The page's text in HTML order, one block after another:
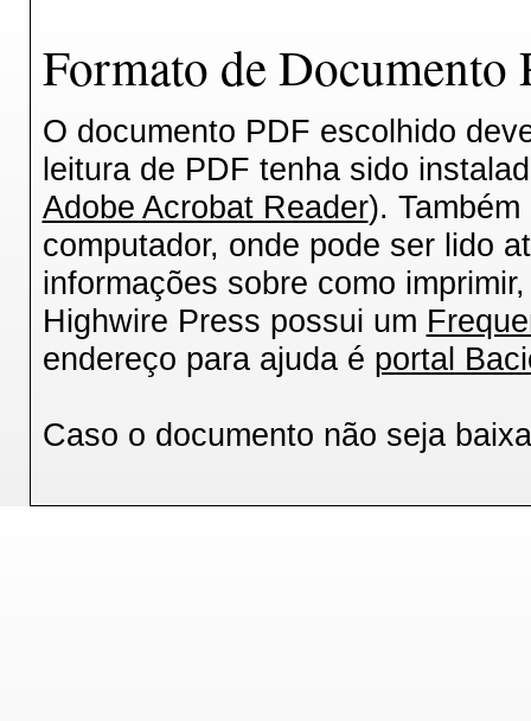
Formato de
O documento PDF escolhido
leitura de PDF tenha sido
Adobe Acrobat Reader).
computador, onde pode ser lido
informações sobre como
Highwire Press possui um
endereço para ajuda é portal
Caso o documento não seja